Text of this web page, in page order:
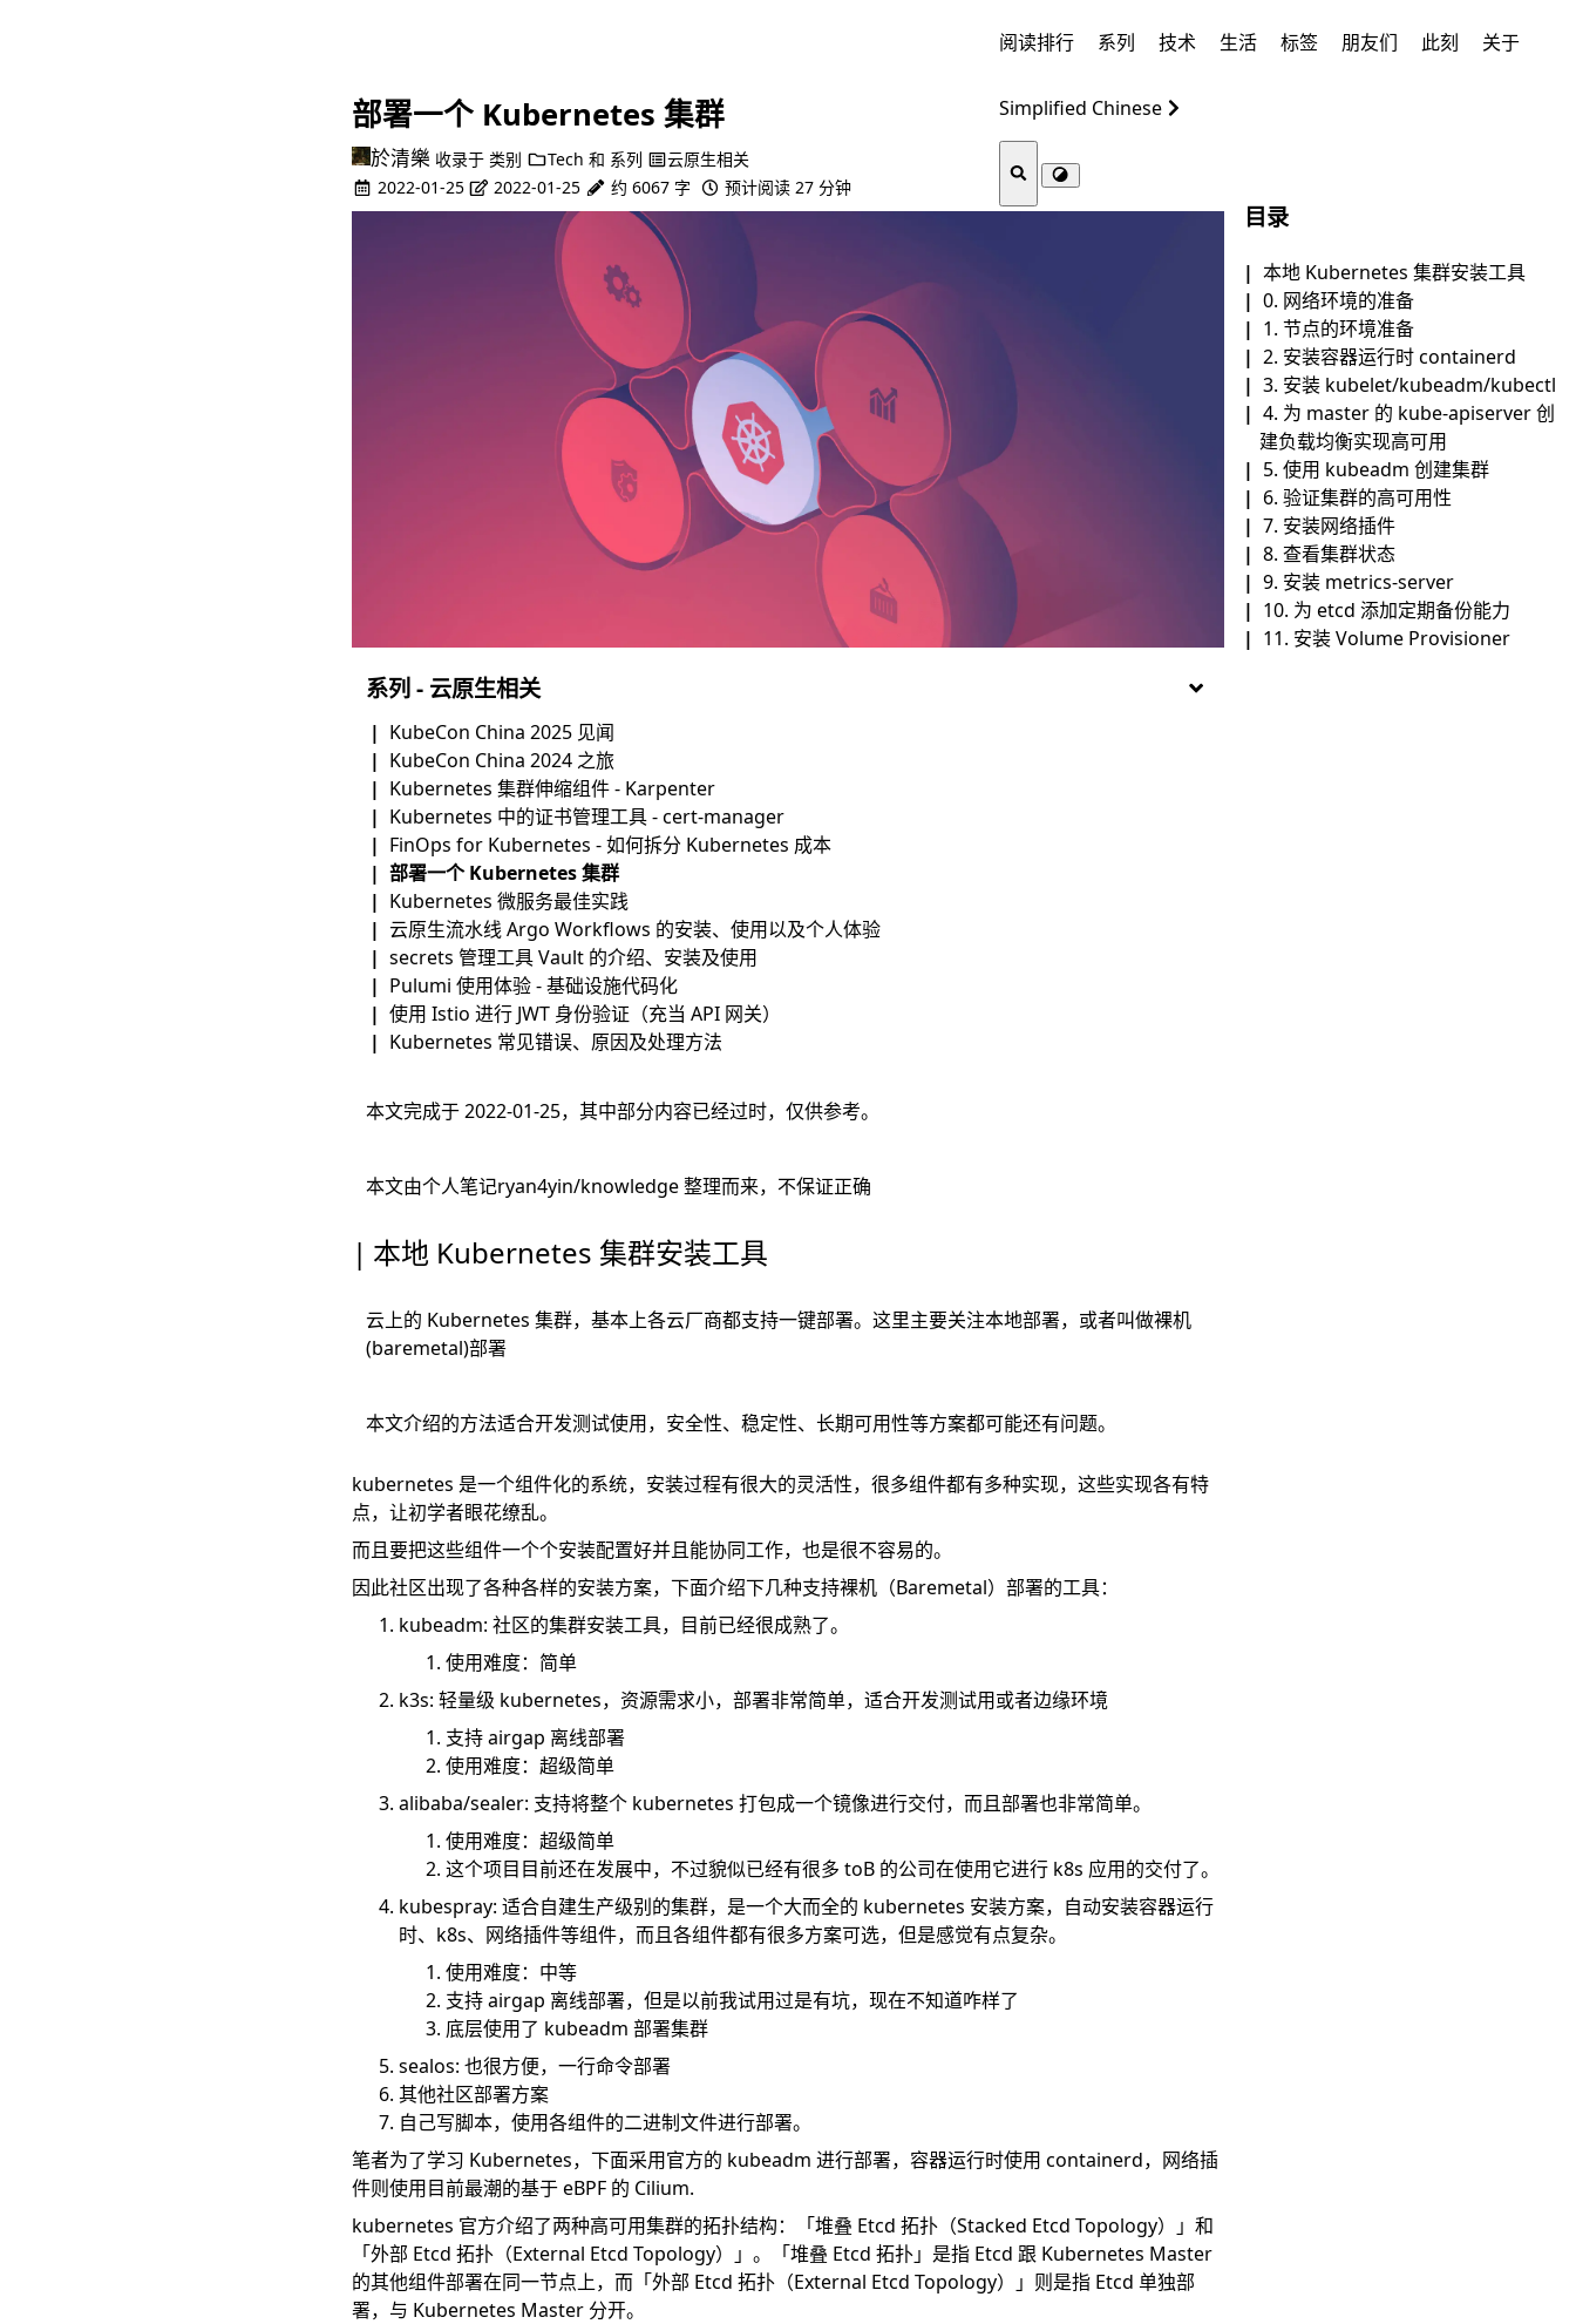
阅读排行 系列 技术 生活 标签 朋友们 此刻 关于
Simplified Chinese
目录
本地 Kubernetes 集群安装工具
0. 网络环境的准备
1. 节点的环境准备
2. 安装容器运行时 containerd
3. 安装 kubelet/kubeadm/kubectl
4. 为 master 的 kube-apiserver 创
建负载均衡实现高可用
5. 使用 kubeadm 创建集群
6. 验证集群的高可用性
7. 安装网络插件
8. 查看集群状态
9. 安装 metrics-server
10. 为 etcd 添加定期备份能力
11. 安装 Volume Provisioner
部署一个 Kubernetes 集群
於清樂 收录于 类别 Tech 和 系列
云原生相关
2022-01-25
2022-01-25 约 6067 字 预计阅读 27 分钟
系列 - 云原生相关
KubeCon China 2025 见闻
KubeCon China 2024 之旅
Kubernetes 集群伸缩组件 - Karpenter
Kubernetes 中的证书管理工具 - cert-manager
FinOps for Kubernetes - 如何拆分 Kubernetes 成本
部署一个 Kubernetes 集群
Kubernetes 微服务最佳实践
云原生流水线 Argo Workflows 的安装、使用以及个人体验
secrets 管理工具 Vault 的介绍、安装及使用
Pulumi 使用体验 - 基础设施代码化
使用 Istio 进行 JWT 身份验证（充当 API 网关）
Kubernetes 常见错误、原因及处理方法
本文完成于 2022-01-25，其中部分内容已经过时，仅供参考。
本文由个人笔记ryan4yin/knowledge整理而来，不保证正确
本地 Kubernetes 集群安装工具
云上的 Kubernetes 集群，基本上各云厂商都支持一键部署。这里主要关注本地部署，或者叫做裸机
(baremetal)部署
本文介绍的方法适合开发测试使用，安全性、稳定性、长期可用性等方案都可能还有问题。
kubernetes 是一个组件化的系统，安装过程有很大的灵活性，很多组件都有多种实现，这些实现各有特
点，让初学者眼花缭乱。
而且要把这些组件一个个安装配置好并且能协同工作，也是很不容易的。
因此社区出现了各种各样的安装方案，下面介绍下几种支持裸机（Baremetal）部署的工具：
kubeadm: 社区的集群安装工具，目前已经很成熟了。
使用难度：简单
k3s: 轻量级 kubernetes，资源需求小，部署非常简单，适合开发测试用或者边缘环境
支持 airgap 离线部署
使用难度：超级简单
alibaba/sealer: 支持将整个 kubernetes 打包成一个镜像进行交付，而且部署也非常简单。
使用难度：超级简单
这个项目目前还在发展中，不过貌似已经有很多 toB 的公司在使用它进行 k8s 应用的交付了。
kubespray: 适合自建生产级别的集群，是一个大而全的 kubernetes 安装方案，自动安装容器运行
时、k8s、网络插件等组件，而且各组件都有很多方案可选，但是感觉有点复杂。
使用难度：中等
支持 airgap 离线部署，但是以前我试用过是有坑，现在不知道咋样了
底层使用了 kubeadm 部署集群
sealos: 也很方便，一行命令部署
其他社区部署方案
自己写脚本，使用各组件的二进制文件进行部署。
笔者为了学习 Kubernetes，下面采用官方的 kubeadm 进行部署，容器运行时使用 containerd，网络插
件则使用目前最潮的基于 eBPF 的 Cilium.
kubernetes 官方介绍了两种高可用集群的拓扑结构：「堆叠 Etcd 拓扑（Stacked Etcd Topology）」和
「外部 Etcd 拓扑（External Etcd Topology）」。「堆叠 Etcd 拓扑」是指 Etcd 跟 Kubernetes Master
的其他组件部署在同一节点上，而「外部 Etcd 拓扑（External Etcd Topology）」则是指 Etcd 单独部
署，与 Kubernetes Master 分开。